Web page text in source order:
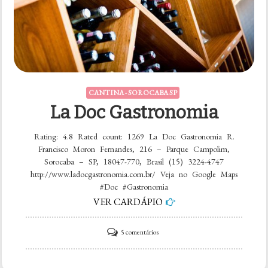
CANTINA - SOROCABA SP
La Doc Gastronomia
Rating: 4.8 Rated count: 1269 La Doc Gastronomia R.
Francisco Moron Fernandes, 216 – Parque Campolim,
Sorocaba – SP, 18047-770, Brasil (15) 3224-4747
http://www.ladocgastronomia.com.br/ Veja no Google Maps
#Doc #Gastronomia
VER CARDÁPIO
5 comentáriosem
La